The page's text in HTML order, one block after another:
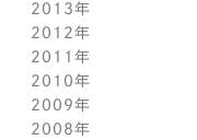
1月(2)
1月(2)
2月(1)
1月(2)
3月(2)
1月(2)
4月(1)
3月(1)
2月(1)
1月(2)
3月(2)
2月(1)
4月(1)
3月(1)
2月(1)
1月(1)
8月(1)
7月(1)
5月(1)
4月(1)
3月(1)
2月(1)
9月(1)
8月(1)
7月(1)
6月(1)
5月(1)
4月(1)
10月(1)
9月(1)
8月(1)
7月(1)
6月(1)
5月(1)
11月(1)
10月(1)
9月(1)
8月(1)
7月(1)
6月(1)
12月(1)
11月(1)
10月(1)
9月(1)
8月(1)
7月(1)
2013年
12月(1)
11月(1)
10月(1)
9月(1)
8月(1)
2012年
12月(1)
11月(1)
10月(1)
9月(1)
2011年
12月(1)
11月(1)
10月(1)
2010年
12月(1)
11月(1)
2009年
12月(1)
2008年